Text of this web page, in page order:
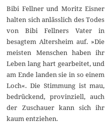
Bibi Fellner und Moritz Eisner
halten sich anlässlich des Todes
von Bibi Fellners Vater in
besagtem Altersheim auf. »Die
meisten Menschen haben ihr
Leben lang hart gearbeitet, und
am Ende landen sie in so einem
Loch«. Die Stimmung ist mau,
bedrückend, provinziell, auch
der Zuschauer kann sich ihr
kaum entziehen.